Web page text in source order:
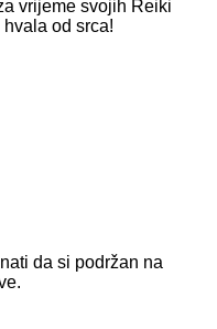
vrijeme svojih Reiki
od srca!
da si podržan na